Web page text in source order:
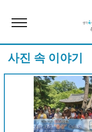
사진 속 이야기